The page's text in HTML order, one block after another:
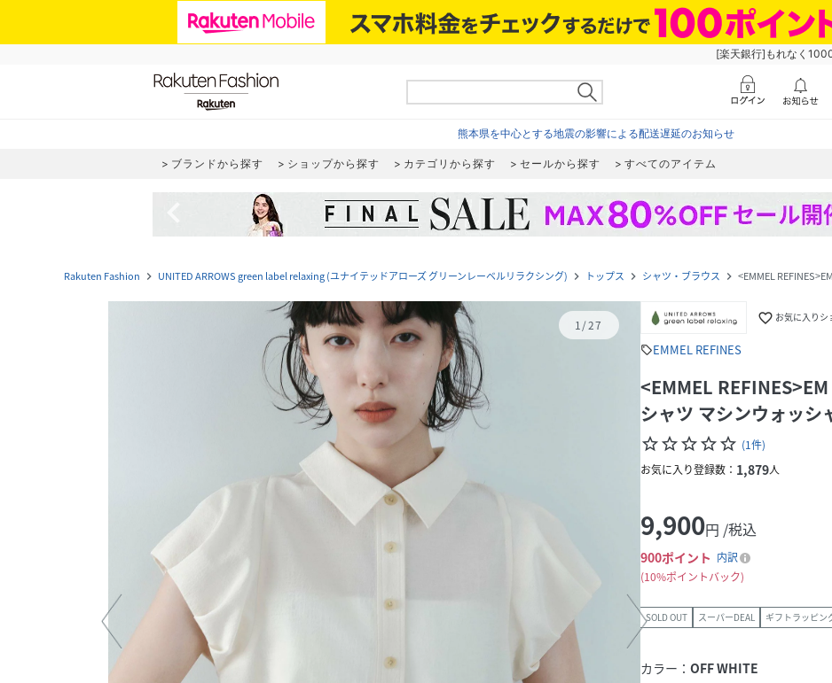
[楽天銀行]もれなく
熊本県を中心とする地震の影響による配送遅延のお知らせ
ブランドから探す ショップから探す カテゴリから探す セールから探す すべてのアイテム
Rakuten Fashion navigate_next UNITED ARROWS green label relaxing (ユナイテッドアローズ グリーンレーベルリラクシング) navigate_next トップス navigate_next シャツ・ブラウス navigate_next <EMMEL
1/27 favorite_border お気に入りシ
sellEMMEL REFINES
<EMMEL
シャツ マシンウォッシ
star_borderstar_borderstar_borderstar_borderstar_border (1件)
お気に入り登録数： 1,879人
9,900円 /税込
900ポイント 内訳
10%ポイントバック
SOLD OUT スーパーDEAL ギフトラッピン
カラー： OFF WHITE